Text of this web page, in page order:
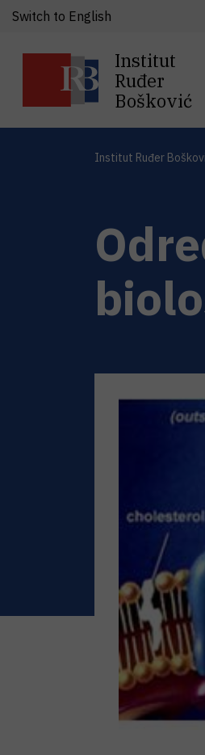
Institut
Ruđer
Bošković
Switch to English
Institut Ruđer